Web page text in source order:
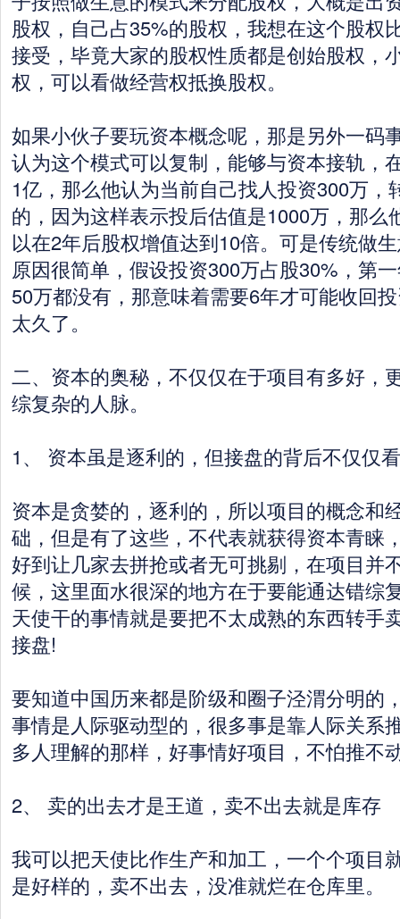
股权，自己占35%的股权，我想在这个股权
接受，毕竟大家的股权性质都是创始股权，
权，可以看做经营权抵换股权。
如果小伙子要玩资本概念呢，那是另外一码
认为这个模式可以复制，能够与资本接轨，
1亿，那么他认为当前自己找人投资300万，
的，因为这样表示投后估值是1000万，那么
以在2年后股权增值达到10倍。可是传统做
原因很简单，假设投资300万占股30%，第
50万都没有，那意味着需要6年才可能收回
太久了。
二、资本的奥秘，不仅仅在于项目有多好，
综复杂的人脉。
1、 资本虽是逐利的，但接盘的背后不仅仅
资本是贪婪的，逐利的，所以项目的概念和
础，但是有了这些，不代表就获得资本青睐
好到让几家去拼抢或者无可挑剔，在项目并
候，这里面水很深的地方在于要能通达错综
天使干的事情就是要把不太成熟的东西转手
接盘!
要知道中国历来都是阶级和圈子泾渭分明的
事情是人际驱动型的，很多事是靠人际关系
多人理解的那样，好事情好项目，不怕推不
2、 卖的出去才是王道，卖不出去就是库存
我可以把天使比作生产和加工，一个个项目
是好样的，卖不出去，没准就烂在仓库里。